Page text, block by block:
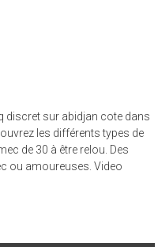
discret sur abidjan cote dans
les différents types de
de 30 à être relou. Des
ou amoureuses. Video